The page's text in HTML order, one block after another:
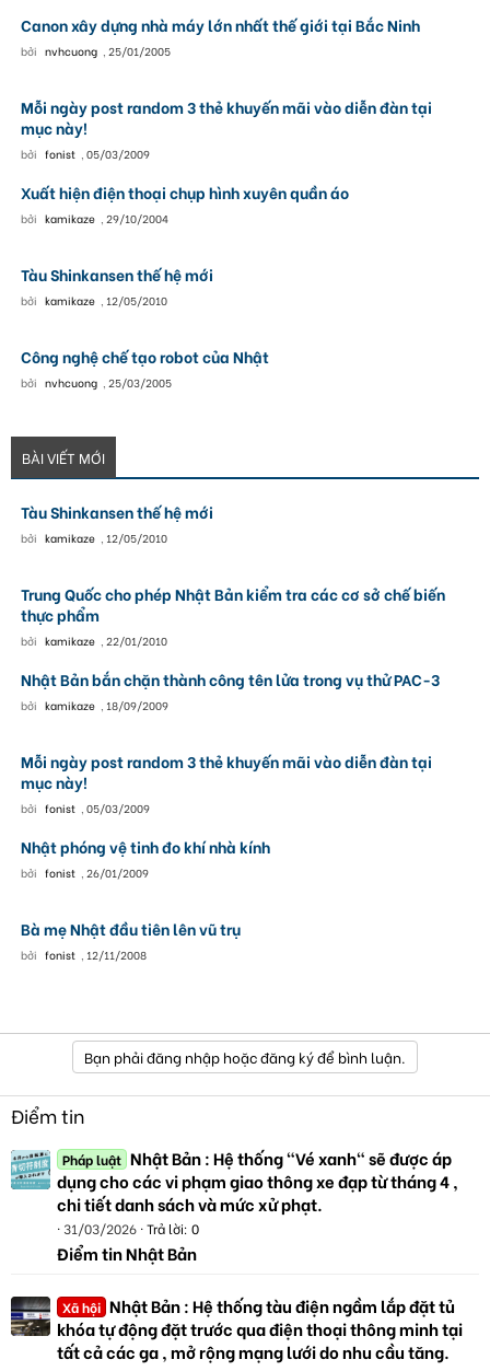
Canon xây dựng nhà máy lớn nhất thế giới tại Bắc Ninh
bởi nvhcuong , 25/01/2005
Mỗi ngày post random 3 thẻ khuyến mãi vào diễn đàn tại
mục này!
bởi fonist , 05/03/2009
Xuất hiện điện thoại chụp hình xuyên quần áo
bởi kamikaze , 29/10/2004
Tàu Shinkansen thế hệ mới
bởi kamikaze , 12/05/2010
Công nghệ chế tạo robot của Nhật
bởi nvhcuong , 25/03/2005
BÀI VIẾT MỚI
Tàu Shinkansen thế hệ mới
bởi kamikaze , 12/05/2010
Trung Quốc cho phép Nhật Bản kiểm tra các cơ sở chế biến
thực phẩm
bởi kamikaze , 22/01/2010
Nhật Bản bắn chặn thành công tên lửa trong vụ thử PAC-3
bởi kamikaze , 18/09/2009
Mỗi ngày post random 3 thẻ khuyến mãi vào diễn đàn tại
mục này!
bởi fonist , 05/03/2009
Nhật phóng vệ tinh đo khí nhà kính
bởi fonist , 26/01/2009
Bà mẹ Nhật đầu tiên lên vũ trụ
bởi fonist , 12/11/2008
Bạn phải đăng nhập hoặc đăng ký để bình luận.
Điểm tin
Pháp luật Nhật Bản : Hệ thống "Vé xanh" sẽ được áp
dụng cho các vi phạm giao thông xe đạp từ tháng 4 ,
chi tiết danh sách và mức xử phạt.
31/03/2026 Trả lời: 0
Điểm tin Nhật Bản
Xã hội Nhật Bản : Hệ thống tàu điện ngầm lắp đặt tủ
khóa tự động đặt trước qua điện thoại thông minh tại
tất cả các ga , mở rộng mạng lưới do nhu cầu tăng.